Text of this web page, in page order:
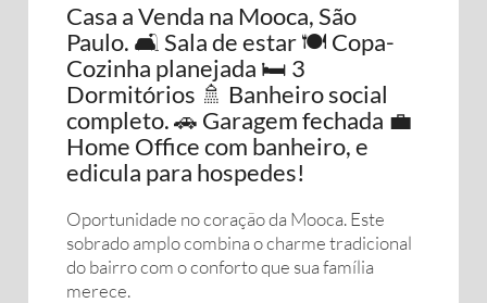
Casa a Venda na Mooca, São
Paulo. 🛋️ Sala de estar 🍽️ Copa-
Cozinha planejada 🛏️ 3
Dormitórios 🚿 Banheiro social
completo. 🚗 Garagem fechada 💼
Home Office com banheiro, e
edicula para hospedes!
Oportunidade no coração da Mooca. Este
sobrado amplo combina o charme tradicional
do bairro com o conforto que sua família
merece.